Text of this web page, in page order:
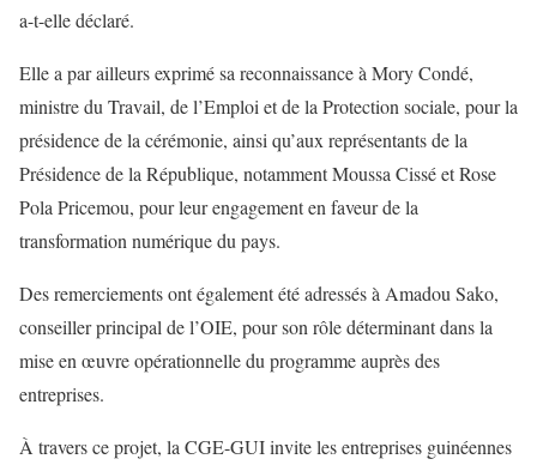
a-t-elle déclaré.
Elle a par ailleurs exprimé sa reconnaissance à Mory Condé,
ministre du Travail, de l’Emploi et de la Protection sociale, pour la
présidence de la cérémonie, ainsi qu’aux représentants de la
Présidence de la République, notamment Moussa Cissé et Rose
Pola Pricemou, pour leur engagement en faveur de la
transformation numérique du pays.
Des remerciements ont également été adressés à Amadou Sako,
conseiller principal de l’OIE, pour son rôle déterminant dans la
mise en œuvre opérationnelle du programme auprès des
entreprises.
À travers ce projet, la CGE-GUI invite les entreprises guinéennes